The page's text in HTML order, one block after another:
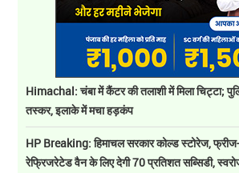
Himachal: चंबा में कैंटर की तलाशी में मिला चिट्टा;
तस्कर, इलाके में मचा हड़कंप
HP Breaking: हिमाचल सरकार कोल्ड स्टोरेज,
रेफ्रिजरेटेड वैन के लिए देगी 70 प्रतिशत सब्सिडी,